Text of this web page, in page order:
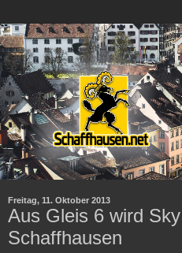
Freitag, 11. Oktober 2013
Aus Gleis 6 wird
Schaffhausen